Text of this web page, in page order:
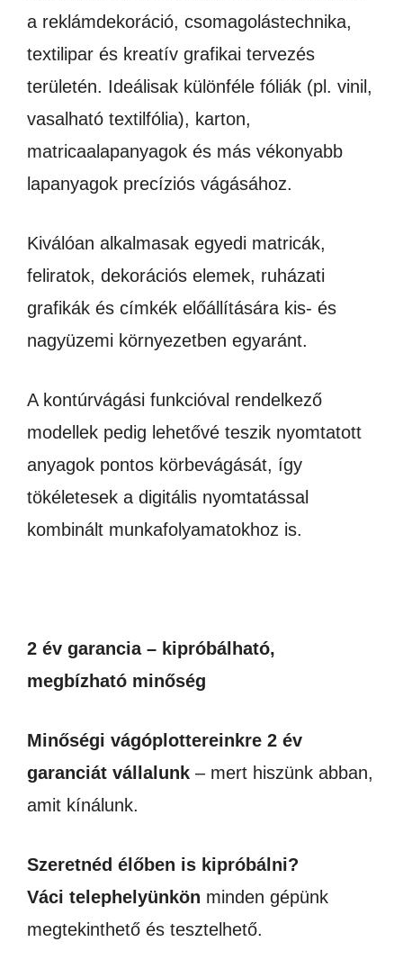
a reklámdekoráció, csomagolástechnika,
textilipar és kreatív grafikai tervezés
területén. Ideálisak különféle fóliák (pl. vinil,
vasalható textilfólia), karton,
matricaalapanyagok és más vékonyabb
lapanyagok precíziós vágásához.
Kiválóan alkalmasak egyedi matricák,
feliratok, dekorációs elemek, ruházati
grafikák és címkék előállítására kis- és
nagyüzemi környezetben egyaránt.
A kontúrvágási funkcióval rendelkező
modellek pedig lehetővé teszik nyomtatott
anyagok pontos körbevágását, így
tökéletesek a digitális nyomtatással
kombinált munkafolyamatokhoz is.
2 év garancia – kipróbálható,
megbízható minőség
Minőségi vágóplottereinkre 2 év
garanciát vállalunk – mert hiszünk abban,
amit kínálunk.
Szeretnéd élőben is kipróbálni?
Váci telephelyünkön minden gépünk
megtekinthető és tesztelhető.